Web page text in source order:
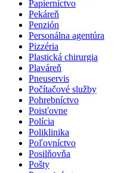
Papierníctvo
Pekáreň
Penzión
Personálna agentúra
Pizzéria
Plastická chirurgia
Plaváreň
Pneuservis
Počítačové služby
Pohrebníctvo
Poisťovne
Polícia
Poliklinika
Poľovníctvo
Posilňovňa
Pošty